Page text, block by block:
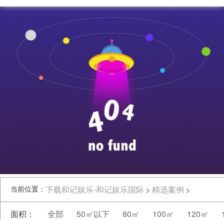
当前位置： 下载和记娱乐-和记娱乐国际 > 精选案例 >
面积： 全部 50㎡以下 80㎡ 100㎡ 120㎡